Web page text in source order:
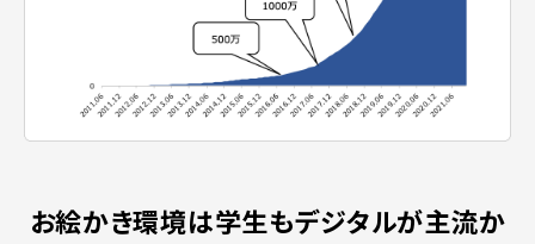
お絵かき環境は学生もデジタルが主流か